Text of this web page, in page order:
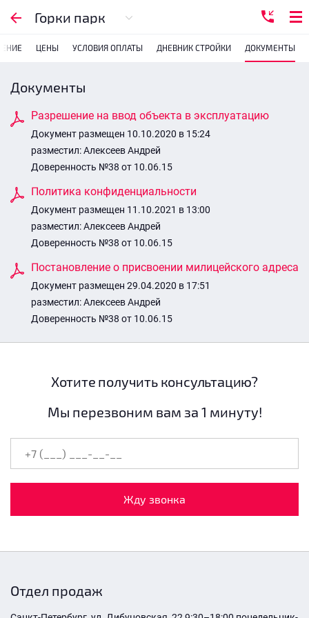
Горки парк
ЦЕНЫ УСЛОВИЯ ОПЛАТЫ ДНЕВНИК СТРОЙКИ ДОКУМЕНТЫ
Документы
Разрешение на ввод объекта в эксплуатацию
Документ размещен 10.10.2020 в 15:24
разместил: Алексеев Андрей
Доверенность №38 от 10.06.15
Политика конфиденциальности
Документ размещен 11.10.2021 в 13:00
разместил: Алексеев Андрей
Доверенность №38 от 10.06.15
Постановление о присвоении милицейского адреса
Документ размещен 29.04.2020 в 17:51
разместил: Алексеев Андрей
Доверенность №38 от 10.06.15
Хотите получить консультацию?
Мы перезвоним вам за 1 минуту!
Жду звонка
Отдел продаж